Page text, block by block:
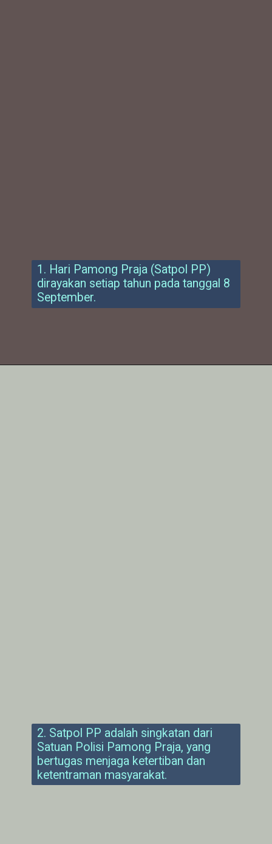
1. Hari Pamong Praja (Satpol PP)
dirayakan setiap tahun pada tanggal 8
September.
2. Satpol PP adalah singkatan dari
Satuan Polisi Pamong Praja, yang
bertugas menjaga ketertiban dan
ketentraman masyarakat.